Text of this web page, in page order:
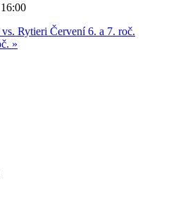
16:00
Rytieri Červení 6. a 7. roč.
»